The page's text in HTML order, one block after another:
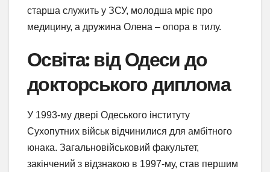
старша служить у ЗСУ, молодша мріє про
медицину, а дружина Олена – опора в тилу.
Освіта: від Одеси до
докторського диплома
У 1993-му двері Одеського інституту
Сухопутних військ відчинилися для амбітного
юнака. Загальновійськовий факультет,
закінчений з відзнакою в 1997-му, став першим